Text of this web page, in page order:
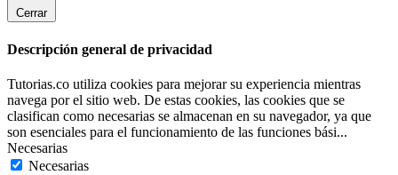
Cerrar
Descripción general de privacidad
Tutorias.co utiliza cookies para mejorar su experiencia mientras
navega por el sitio web. De estas cookies, las cookies que se
clasifican como necesarias se almacenan en su navegador, ya que
son esenciales para el funcionamiento de las funciones bási...
Necesarias
Necesarias